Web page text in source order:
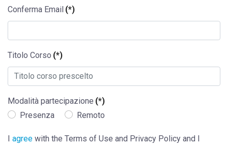
Conferma Email (*)
Titolo Corso (*)
Modalità partecipazione (*)
Presenza
Remoto
I agree with the Terms of Use and Privacy Policy and I